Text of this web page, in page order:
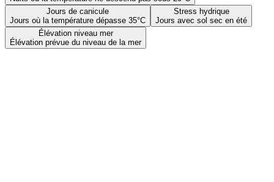
Jours de canicule
Jours où la température dépasse 35°C
Stress hydrique
Jours avec sol sec en été
Élévation niveau mer
Élévation prévue du niveau de la mer